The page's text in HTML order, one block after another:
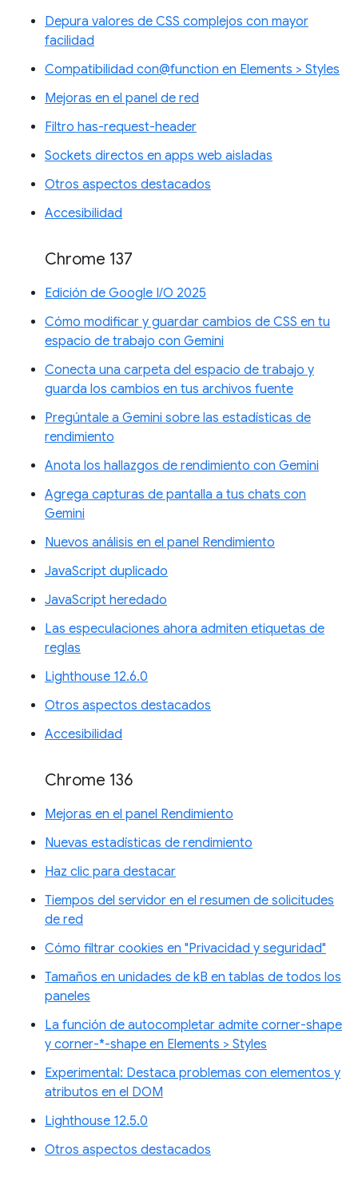
Depura valores de CSS complejos con mayor
facilidad
Compatibilidad con@function en Elements > Styles
Mejoras en el panel de red
Filtro has-request-header
Sockets directos en apps web aisladas
Otros aspectos destacados
Accesibilidad
Chrome 137
Edición de Google I/O 2025
Cómo modificar y guardar cambios de CSS en tu
espacio de trabajo con Gemini
Conecta una carpeta del espacio de trabajo y
guarda los cambios en tus archivos fuente
Pregúntale a Gemini sobre las estadísticas de
rendimiento
Anota los hallazgos de rendimiento con Gemini
Agrega capturas de pantalla a tus chats con
Gemini
Nuevos análisis en el panel Rendimiento
JavaScript duplicado
JavaScript heredado
Las especulaciones ahora admiten etiquetas de
reglas
Lighthouse 12.6.0
Otros aspectos destacados
Accesibilidad
Chrome 136
Mejoras en el panel Rendimiento
Nuevas estadísticas de rendimiento
Haz clic para destacar
Tiempos del servidor en el resumen de solicitudes
de red
Cómo filtrar cookies en "Privacidad y seguridad"
Tamaños en unidades de kB en tablas de todos los
paneles
La función de autocompletar admite corner-shape
y corner-*-shape en Elements > Styles
Experimental: Destaca problemas con elementos y
atributos en el DOM
Lighthouse 12.5.0
Otros aspectos destacados